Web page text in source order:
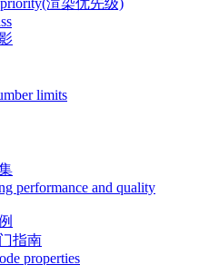
priority(渲染优先级)
limits
performance and quality
指南
properties